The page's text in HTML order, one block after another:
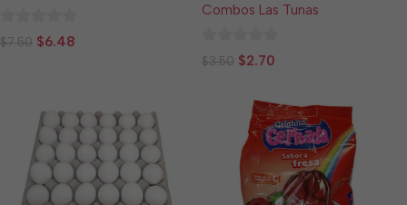
0
$7.50 $6.48
Combos Las Tunas
0
$3.50 $2.70